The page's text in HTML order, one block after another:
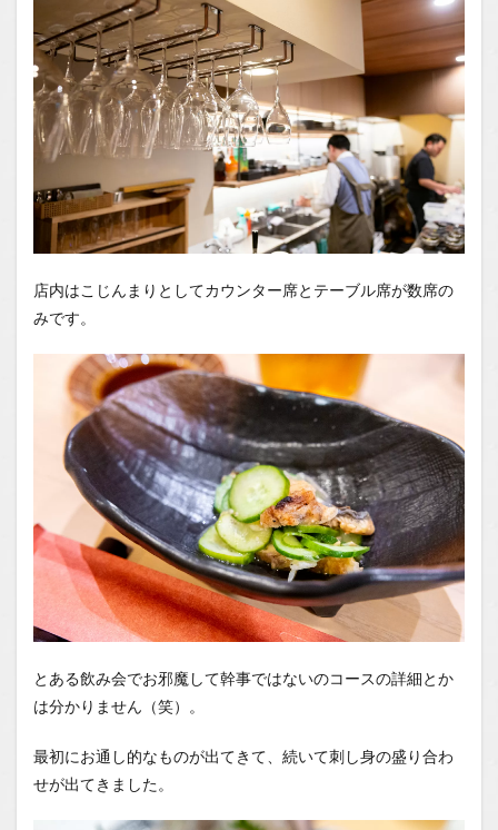
店内はこじんまりとしてカウンター席とテーブル席が数席の
みです。
とある飲み会でお邪魔して幹事ではないのコースの詳細とか
は分かりません（笑）。
最初にお通し的なものが出てきて、続いて刺し身の盛り合わ
せが出てきました。